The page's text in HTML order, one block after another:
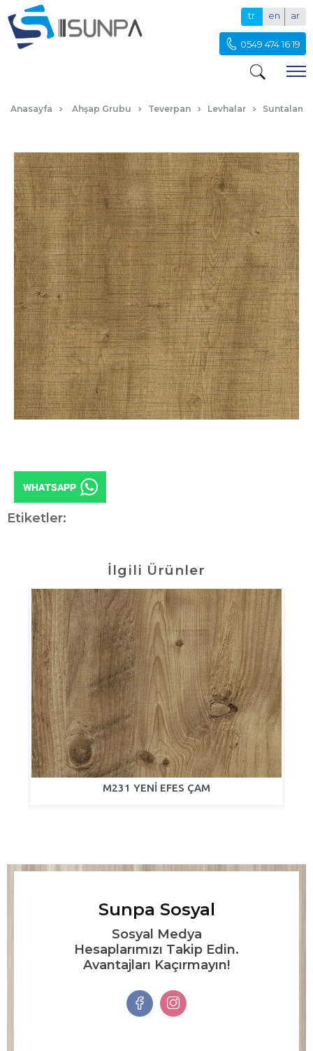
tr en ar
0549 474 16 19
Anasayfa Ahşap Grubu Teverpan Levhalar Suntalam
Etiketler:
İlgili Ürünler
M231 YENİ EFES ÇAM
Sunpa Sosyal
Sosyal Medya
Hesaplarımızı Takip Edin.
Avantajları Kaçırmayın!